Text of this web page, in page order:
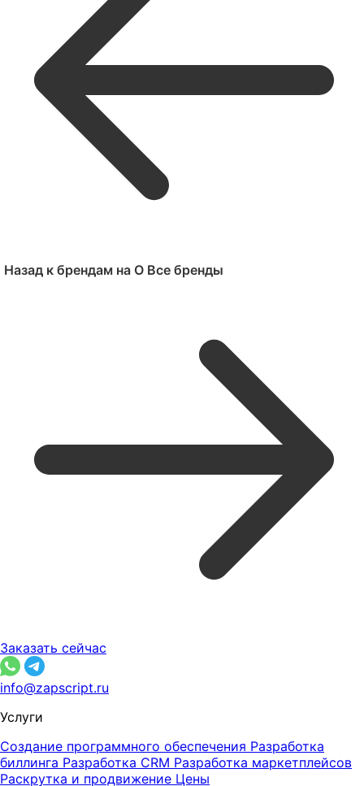
Назад к брендам на O Все бренды
Заказать сейчас
info@zapscript.ru
Услуги
Создание программного обеспечения Разработка
биллинга Разработка CRM Разработка маркетплейсов
Раскрутка и продвижение Цены